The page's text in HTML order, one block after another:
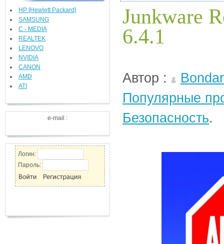
Junkware
6.4.1
Автор :
Популярные
Безопасность.
HP [Hewlett Packard]
SAMSUNG
C - MEDIA
REALTEK
LENOVO
NVIDIA
CANON
AMD
ATI
e-mail :
Логин:
Пароль: